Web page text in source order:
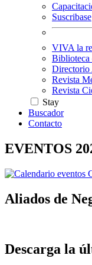
Suscribase
VIVA la
Biblioteca
Directorio
Revista
Revista
Stay
Buscador
Contacto
EVENTOS
Aliados de
Descarga la